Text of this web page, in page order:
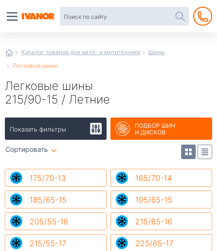
Каталог товаров для авто- и мототехники
Шины
Легковые шины
Легковые шины
215/90-15 / Летние
Показать фильтры
ПОДБОР ШИН
И ДИСКОВ
Сортировать
175/70-13 185/70-14
185/65-15 195/65-15
205/55-16 215/65-16
215/55-17 225/65-17
интернет-